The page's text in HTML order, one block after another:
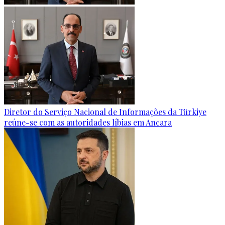
Diretor do Serviço Nacional de Informações da Türkiye
reúne-se com as autoridades líbias em Ancara